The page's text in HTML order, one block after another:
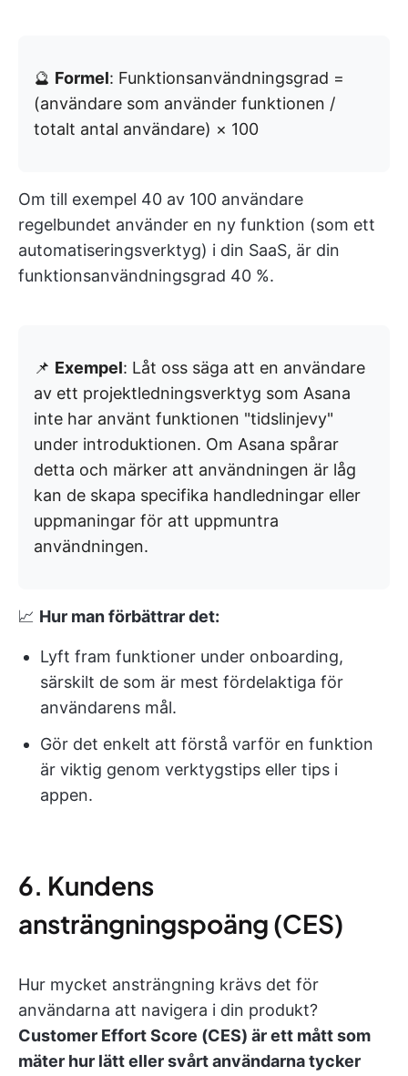
🔮 Formel: Funktionsanvändningsgrad =
(användare som använder funktionen /
totalt antal användare) × 100
Om till exempel 40 av 100 användare
regelbundet använder en ny funktion (som ett
automatiseringsverktyg) i din SaaS, är din
funktionsanvändningsgrad 40 %.
📌 Exempel: Låt oss säga att en användare
av ett projektledningsverktyg som Asana
inte har använt funktionen "tidslinjevy"
under introduktionen. Om Asana spårar
detta och märker att användningen är låg
kan de skapa specifika handledningar eller
uppmaningar för att uppmuntra
användningen.
📈 Hur man förbättrar det:
Lyft fram funktioner under onboarding,
särskilt de som är mest fördelaktiga för
användarens mål.
Gör det enkelt att förstå varför en funktion
är viktig genom verktygstips eller tips i
appen.
6. Kundens
ansträngningspoäng (CES)
Hur mycket ansträngning krävs det för
användarna att navigera i din produkt?
Customer Effort Score (CES) är ett mått som
mäter hur lätt eller svårt användarna tycker